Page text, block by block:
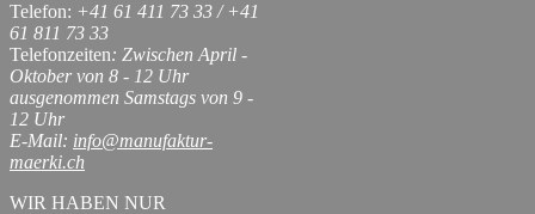
Telefon: +41 61 411 73 33 / +41
61 811 73 33
Telefonzeiten: Zwischen April -
Oktober von 8 - 12 Uhr
ausgenommen Samstags von 9 -
12 Uhr
E-Mail: info@manufaktur-
maerki.ch
WIR HABEN NUR